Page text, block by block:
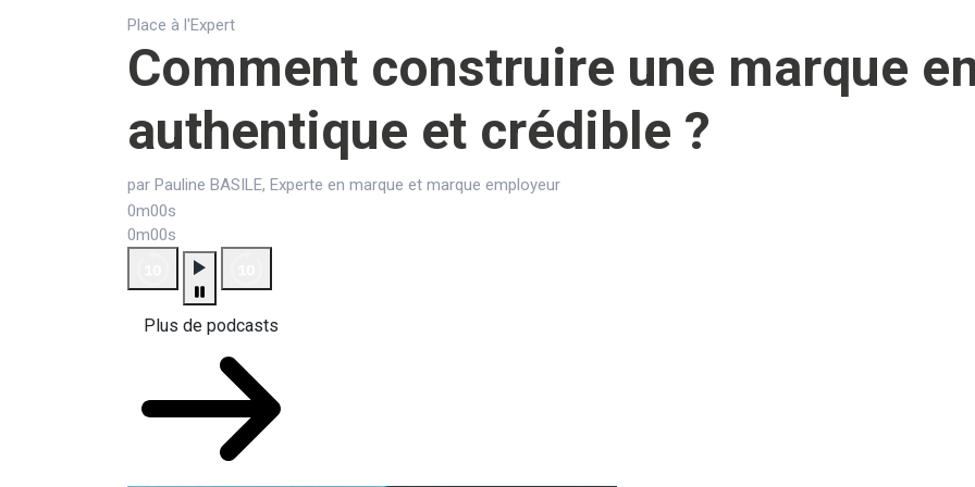
Place à l'Expert
Comment construire une marque
authentique et crédible ?
par Pauline BASILE, Experte en marque et marque employeur
0m00s
0m00s
Plus de podcasts